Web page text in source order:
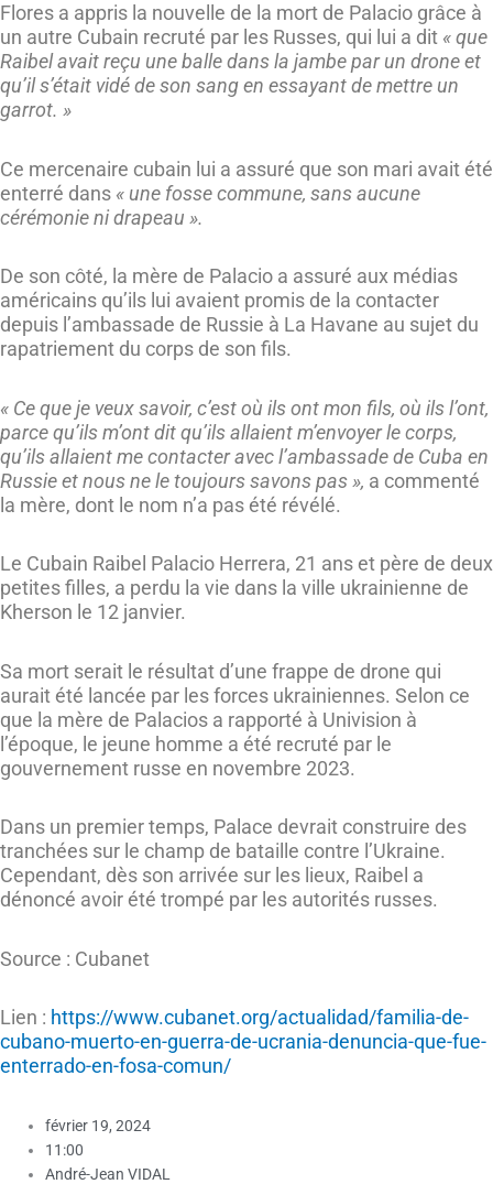
Flores a appris la nouvelle de la mort de Palacio grâce à
un autre Cubain recruté par les Russes, qui lui a dit « que
Raibel avait reçu une balle dans la jambe par un drone et
qu’il s’était vidé de son sang en essayant de mettre un
garrot. »
Ce mercenaire cubain lui a assuré que son mari avait été
enterré dans « une fosse commune, sans aucune
cérémonie ni drapeau ».
De son côté, la mère de Palacio a assuré aux médias
américains qu’ils lui avaient promis de la contacter
depuis l’ambassade de Russie à La Havane au sujet du
rapatriement du corps de son fils.
« Ce que je veux savoir, c’est où ils ont mon fils, où ils l’ont,
parce qu’ils m’ont dit qu’ils allaient m’envoyer le corps,
qu’ils allaient me contacter avec l’ambassade de Cuba en
Russie et nous ne le toujours savons pas », a commenté
la mère, dont le nom n’a pas été révélé.
Le Cubain Raibel Palacio Herrera, 21 ans et père de deux
petites filles, a perdu la vie dans la ville ukrainienne de
Kherson le 12 janvier.
Sa mort serait le résultat d’une frappe de drone qui
aurait été lancée par les forces ukrainiennes. Selon ce
que la mère de Palacios a rapporté à Univision à
l’époque, le jeune homme a été recruté par le
gouvernement russe en novembre 2023.
Dans un premier temps, Palace devrait construire des
tranchées sur le champ de bataille contre l’Ukraine.
Cependant, dès son arrivée sur les lieux, Raibel a
dénoncé avoir été trompé par les autorités russes.
Source : Cubanet
Lien : https://www.cubanet.org/actualidad/familia-de-
cubano-muerto-en-guerra-de-ucrania-denuncia-que-fue-
enterrado-en-fosa-comun/
février 19, 2024
11:00
André-Jean VIDAL